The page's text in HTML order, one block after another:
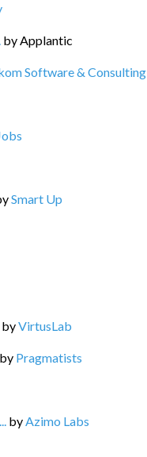
byApplantic
Software & Consulting
Smart Up
byVirtusLab
by Pragmatists
byAzimo Labs